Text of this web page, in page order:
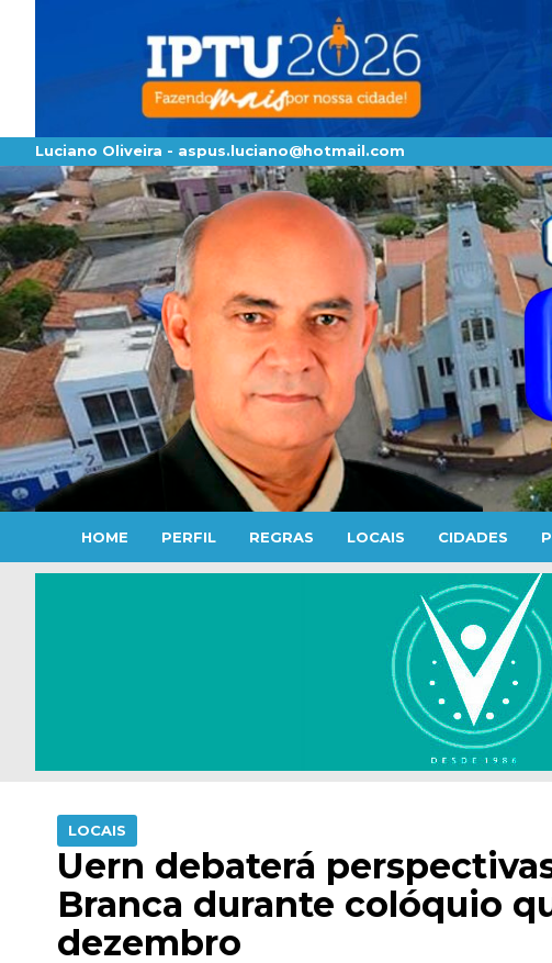
Luciano Oliveira - aspus.luciano@hotmail.com
HOME PERFIL REGRAS LOCAIS CIDADES
LOCAIS
Uern debaterá
Branca durante colóquio
dezembro